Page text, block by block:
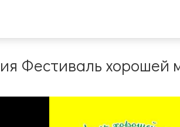
Фестиваль хорошей